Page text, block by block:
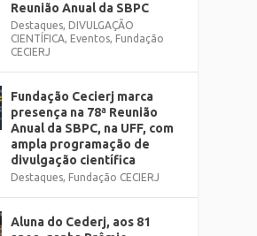
Reunião Anual da SBPC
Destaques, DIVULGAÇÃO
CIENTÍFICA, Eventos, Fundação
CECIERJ
Fundação Cecierj marca
presença na 78ª Reunião
Anual da SBPC, na UFF, com
ampla programação de
divulgação científica
Destaques, Fundação CECIERJ
Aluna do Cederj, aos 81